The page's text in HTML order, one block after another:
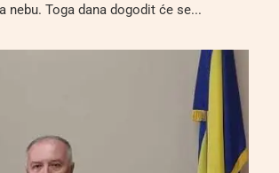
nebu. Toga dana dogodit će se...